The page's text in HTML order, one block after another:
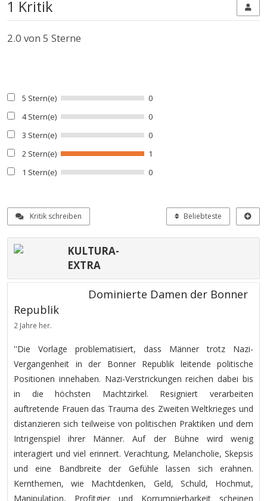
1 Kritik
2.0 von 5 Sterne
5 Stern(e)
0
4 Stern(e)
0
3 Stern(e)
0
2 Stern(e)
1
1 Stern(e)
0
Kritik schreiben Beliebteste
KULTURA-
EXTRA
Dominierte Damen der Bonner
Republik
2 Jahre her.
''Die Vorlage problematisiert, dass Männer trotz Nazi-
Vergangenheit in der Bonner Republik leitende politische
Positionen innehaben. Nazi-Verstrickungen reichen dabei bis
in die höchsten Machtzirkel. Resigniert verarbeiten
auftretende Frauen das Trauma des Zweiten Weltkrieges und
distanzieren sich teilweise von politischen Praktiken und dem
Intrigenspiel ihrer Männer. Auf der Bühne wird wenig
interagiert und viel erinnert. Verachtung, Melancholie, Skepsis
und eine Bandbreite der Gefühle lassen sich erahnen.
Kernthemen, wie Machtdenken, Geld, Schuld, Hochmut,
Manipulation, Profitgier und Korrumpierbarkeit scheinen